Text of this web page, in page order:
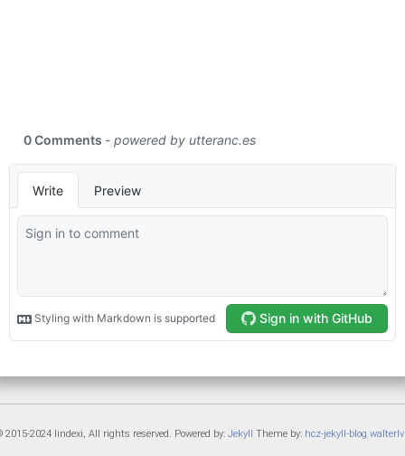
2015-2024 lindexi, All rights reserved. Powered by: Jekyll Theme by: hcz-jekyll-blog walterlv